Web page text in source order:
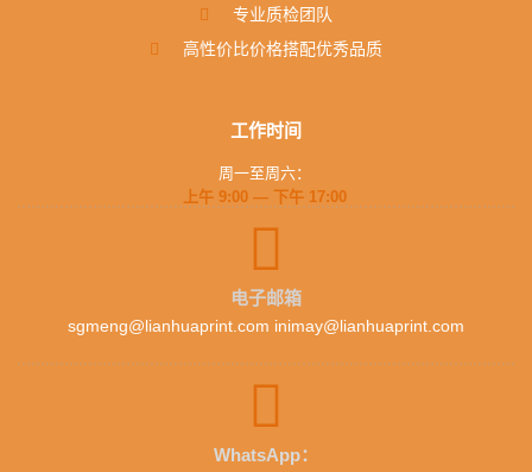
专业质检团队
高性价比价格搭配优秀品质
工作时间
周一至周六：
上午 9:00 — 下午 17:00
电子邮箱
sgmeng@lianhuaprint.com inimay@lianhuaprint.com
WhatsApp：